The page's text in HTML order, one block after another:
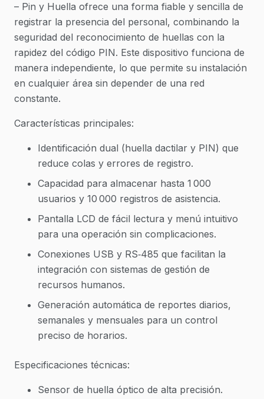
– Pin y Huella ofrece una forma fiable y sencilla de
registrar la presencia del personal, combinando la
seguridad del reconocimiento de huellas con la
rapidez del código PIN. Este dispositivo funciona de
manera independiente, lo que permite su instalación
en cualquier área sin depender de una red
constante.
Características principales:
Identificación dual (huella dactilar y PIN) que
reduce colas y errores de registro.
Capacidad para almacenar hasta 1 000
usuarios y 10 000 registros de asistencia.
Pantalla LCD de fácil lectura y menú intuitivo
para una operación sin complicaciones.
Conexiones USB y RS‑485 que facilitan la
integración con sistemas de gestión de
recursos humanos.
Generación automática de reportes diarios,
semanales y mensuales para un control
preciso de horarios.
Especificaciones técnicas:
Sensor de huella óptico de alta precisión.